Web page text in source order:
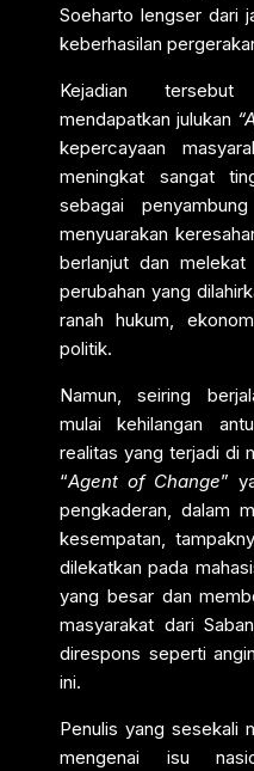
Soeharto lengser dari
keberhasilan
Kejadian tersebut
mendapatkan julukan
kepercayaan
meningkat sangat
sebagai
menyuarakan
berlanjut dan
perubahan yang
ranah hukum,
politik.
Namun, seiring
mulai kehilangan
realitas yang terjadi di
“Agent of Change”
pengkaderan, dalam
kesempatan,
dilekatkan pada
yang besar dan
masyarakat dari
direspons seperti
ini.
Penulis yang sesekali
mengenai isu